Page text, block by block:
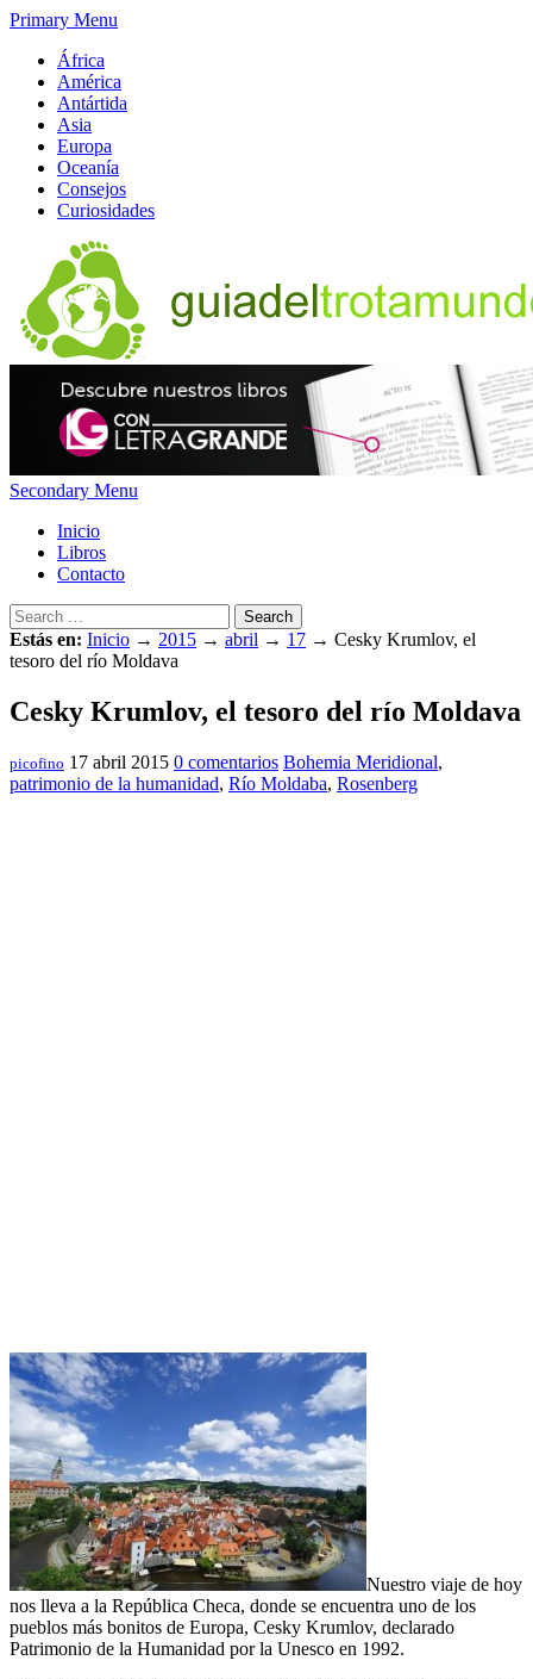
Primary Menu
África
América
Antártida
Asia
Europa
Oceanía
Consejos
Curiosidades
Secondary Menu
Inicio
Libros
Contacto
Search
Estás en: Inicio → 2015 → abril → 17 → Cesky Krumlov, el
tesoro del río Moldava
Cesky Krumlov, el tesoro del río Moldava
picofino 17 abril 2015 0 comentarios Bohemia Meridional,
patrimonio de la humanidad, Río Moldaba, Rosenberg
Nuestro viaje de hoy
nos lleva a la República Checa, donde se encuentra uno de los
pueblos más bonitos de Europa, Cesky Krumlov, declarado
Patrimonio de la Humanidad por la Unesco en 1992.